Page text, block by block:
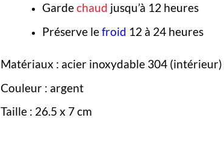
Gardechaud jusqu’à 12 heures
Préserve lefroid 12 à 24 heures
Matériaux : acier inoxydable 304
Couleur : argent
Taille : 26.5 x 7 cm